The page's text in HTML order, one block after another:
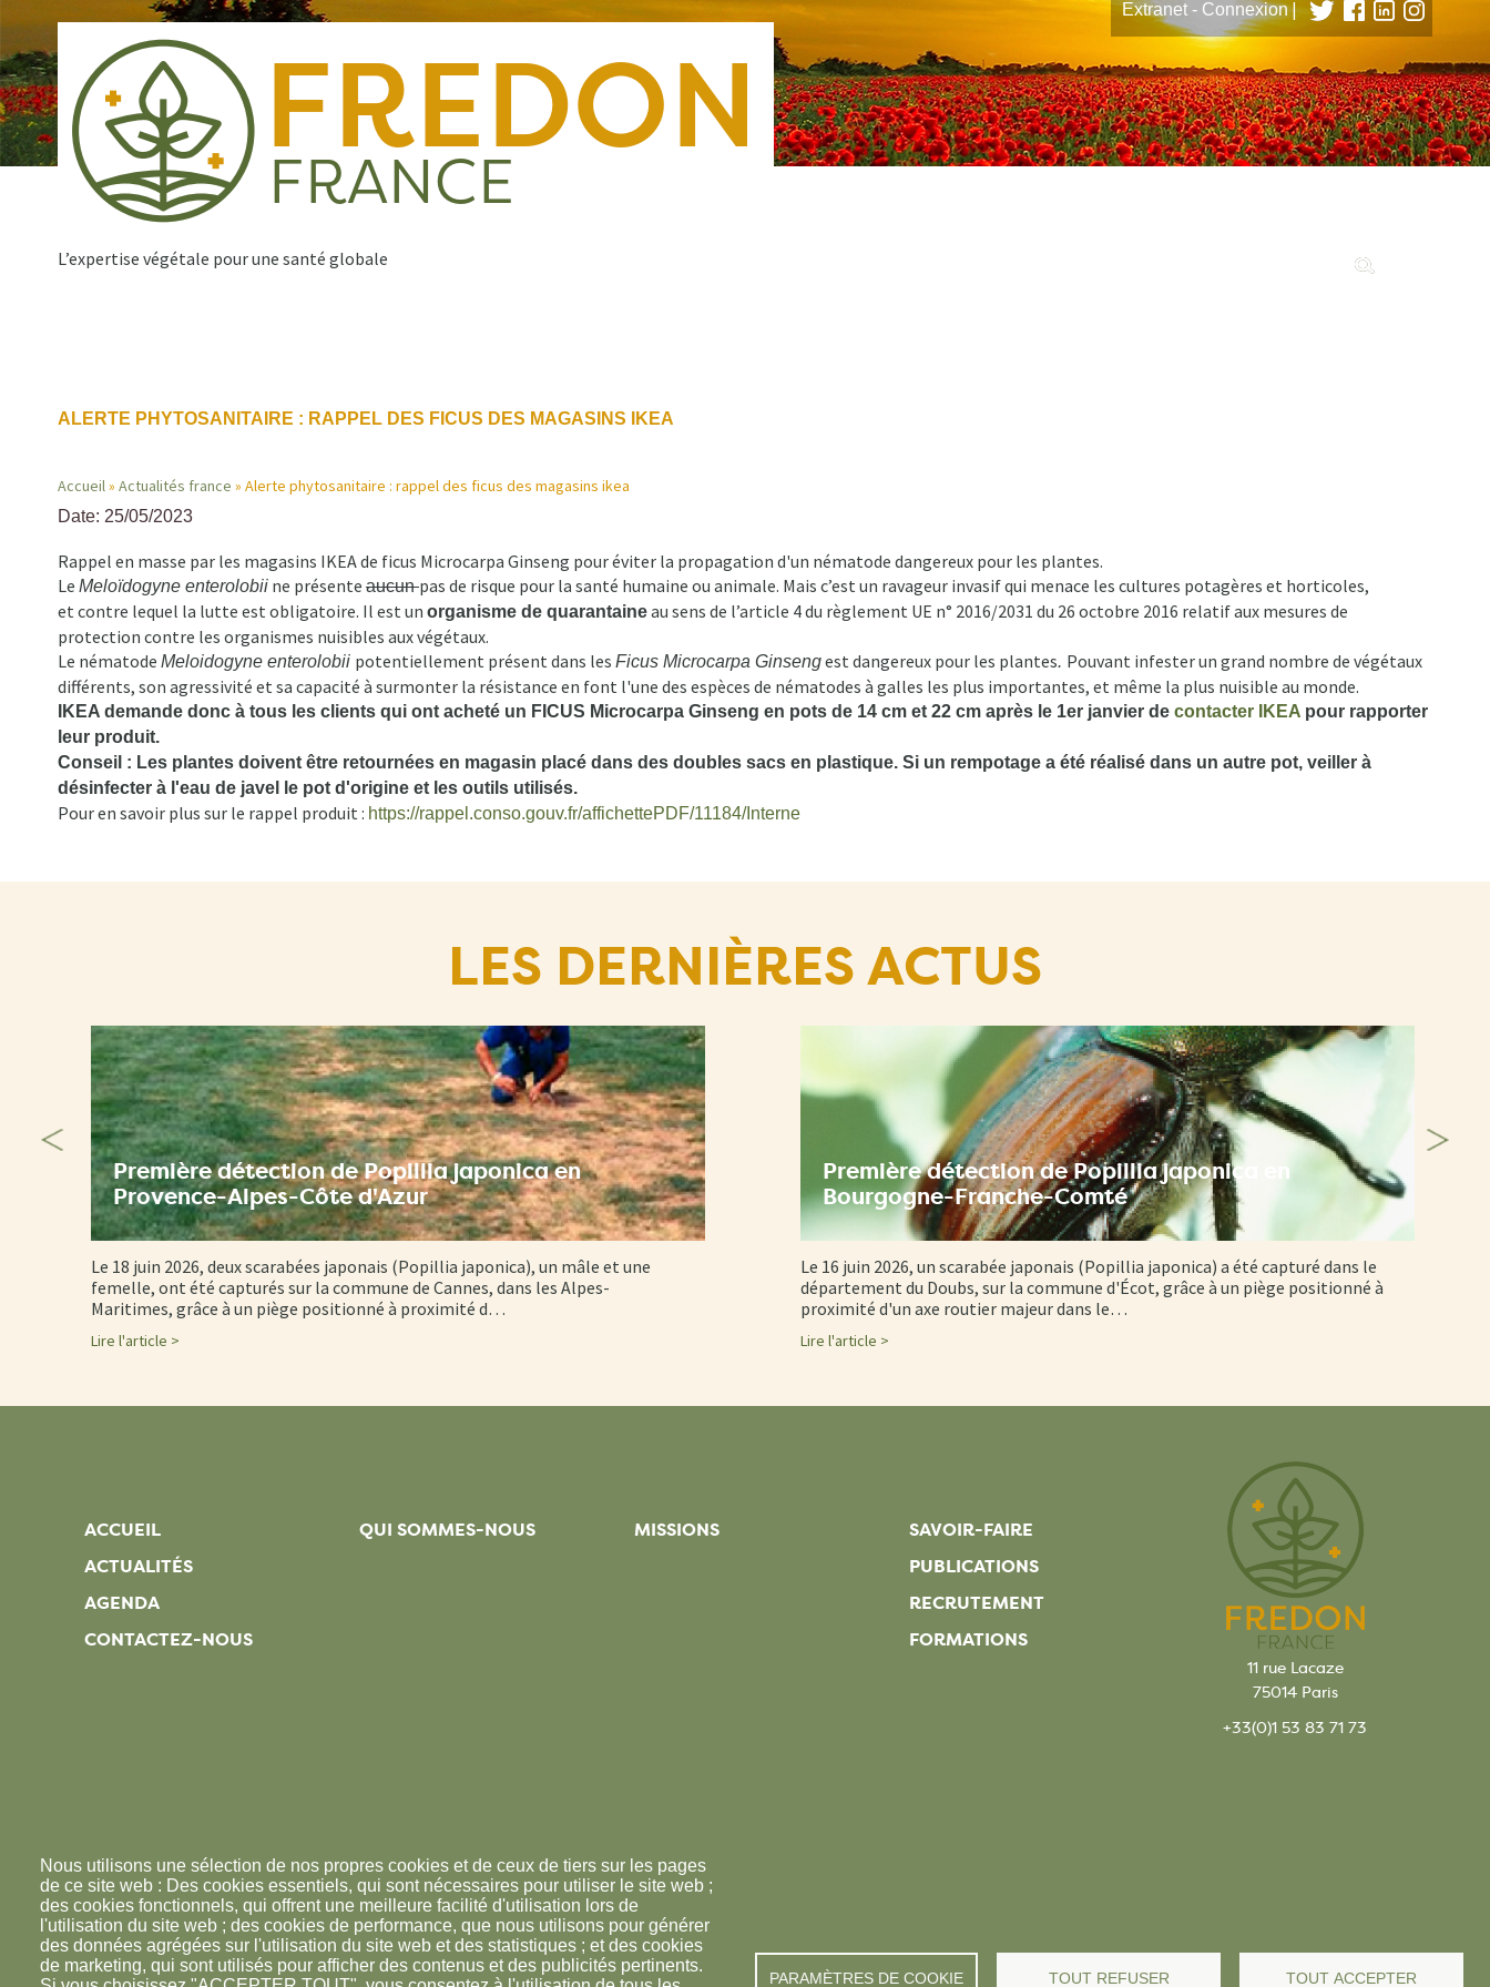
contenu
principal
Extranet - Connexion|
L’expertise végétale pour une santé globale
Navigation
principale
ALERTE PHYTOSANITAIRE : RAPPEL DES FICUS DES MAGASINS IKEA
Fil
d'Ariane
Accueil Actualités france Alerte phytosanitaire : rappel des ficus des magasins ikea
Date: 25/05/2023
Rappel en masse par les magasins IKEA de ficus Microcarpa Ginseng pour éviter la propagation d'un nématode dangereux pour les plantes.
Le Meloïdogyne enterolobii ne présente aucunpas de risque pour la santé humaine ou animale. Mais c’est un ravageur invasif qui menace les cultures potagères et horticoles,
et contre lequel la lutte est obligatoire. Il est un organisme de quarantaineau sens de l’article 4 du règlement UE n° 2016/2031 du 26 octobre 2016 relatif aux mesures de
protection contre les organismes nuisibles aux végétaux.
Le nématode Meloidogyne enterolobii potentiellement présent dans les Ficus Microcarpa Ginsengest dangereux pour les plantes. Pouvant infester un grand nombre de végétaux
différents, son agressivité et sa capacité à surmonter la résistance en font l'une des espèces de nématodes à galles les plus importantes, et même la plus nuisible au monde.
IKEA demande donc à tous les clients qui ont acheté un FICUS Microcarpa Ginseng en pots de 14 cm et 22 cm après le 1er janvier de contacter IKEA pour rapporter
leur produit.
Conseil : Les plantes doivent être retournées en magasin placé dans des doubles sacs en plastique. Si un rempotage a été réalisé dans un autre pot, veiller à
désinfecter à l'eau de javel le pot d'origine et les outils utilisés.
Pour en savoir plus sur le rappel produit : https://rappel.conso.gouv.fr/affichettePDF/11184/Interne
LES DERNIÈRES ACTUS
Première détection de Popillia japonica en
Provence-Alpes-Côte d'Azur
Le 18 juin 2026, deux scarabées japonais (Popillia japonica), un mâle et une
femelle, ont été capturés sur la commune de Cannes, dans les Alpes-
Maritimes, grâce à un piège positionné à proximité d…
Lire l'article >
Première détection de Popillia japonica en
Bourgogne-Franche-Comté
Le 16 juin 2026, un scarabée japonais (Popillia japonica) a été capturé dans le
département du Doubs, sur la commune d'Écot, grâce à un piège positionné à
proximité d'un axe routier majeur dans le…
Lire l'article >
ACCUEIL
ACTUALITÉS
AGENDA
CONTACTEZ-NOUS
QUI SOMMES-NOUS MISSIONS
SAVOIR-FAIRE
PUBLICATIONS
RECRUTEMENT
FORMATIONS
11 rue Lacaze
75014 Paris
+33(0)1 53 83 71 73
© FREDON 2019 -Mentions légales
Nous utilisons une sélection de nos propres cookies et de ceux de tiers sur les pages
de ce site web : Des cookies essentiels, qui sont nécessaires pour utiliser le site web ;
des cookies fonctionnels, qui offrent une meilleure facilité d'utilisation lors de
l'utilisation du site web ; des cookies de performance, que nous utilisons pour générer
des données agrégées sur l'utilisation du site web et des statistiques ; et des cookies
de marketing, qui sont utilisés pour afficher des contenus et des publicités pertinents.
PARAMÈTRES DE COOKIE TOUT REFUSER TOUT ACCEPTER